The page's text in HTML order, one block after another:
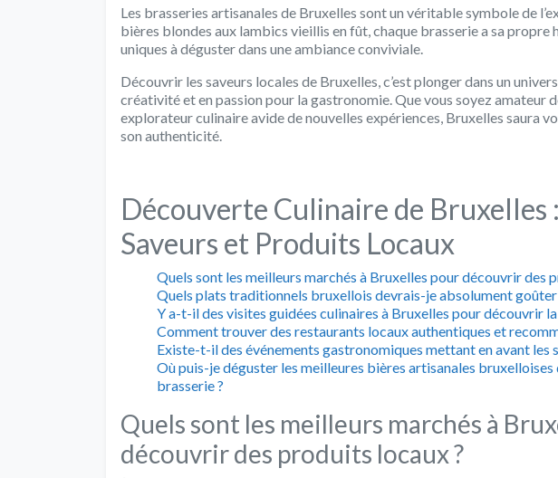
Les brasseries artisanales de Bruxelles sont un véritable symbole de
bières blondes aux lambics vieillis en fût, chaque brasserie a sa propre
uniques à déguster dans une ambiance conviviale.
Découvrir les saveurs locales de Bruxelles, c’est plonger dans un
créativité et en passion pour la gastronomie. Que vous soyez amateur
explorateur culinaire avide de nouvelles expériences, Bruxelles saura
son authenticité.
Découverte Culinaire de Bruxelles
Saveurs et Produits Locaux
Quels sont les meilleurs marchés à Bruxelles pour découvrir des
Quels plats traditionnels bruxellois devrais-je absolument goûter
Y a-t-il des visites guidées culinaires à Bruxelles pour découvrir la
Comment trouver des restaurants locaux authentiques et
Existe-t-il des événements gastronomiques mettant en avant les
Où puis-je déguster les meilleures bières artisanales bruxelloises
brasserie ?
Quels sont les meilleurs marchés à
découvrir des produits locaux ?